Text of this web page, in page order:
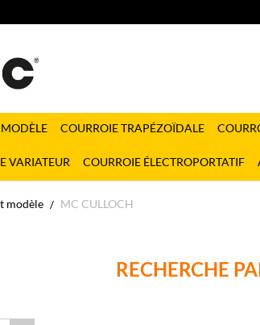
COURROIE TRAPÉZOÏDALE
VARIATEUR COURROIE ÉLECTROPORTATIF
modèle MC CULLOCH
RECHERCHE